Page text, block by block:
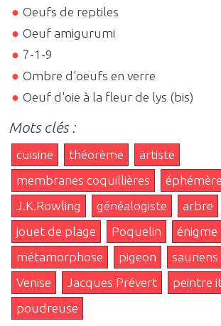
Oeufs de reptiles
Oeuf amigurumi
7-1-9
Ombre d'oeufs en verre
Oeuf d'oie à la fleur de lys (bis)
Mots clés :
cuisine théorème
artiste
membranes coquillières
éphémère
J.K.Rowling
généalogiste
arbre
jouet de plage
Poquelin énigme
métamorphose
pigeon sauriens
Venise
Jacques Prévert
peintre
poudreuse